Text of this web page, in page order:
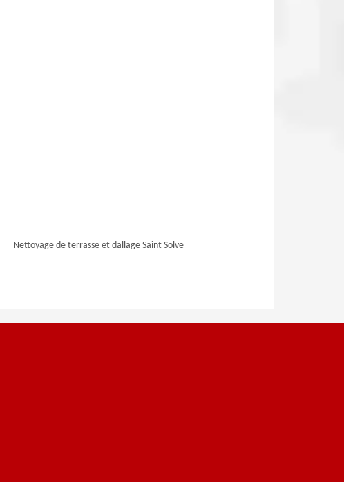
Nettoyage de terrasse et dallage Saint Solve